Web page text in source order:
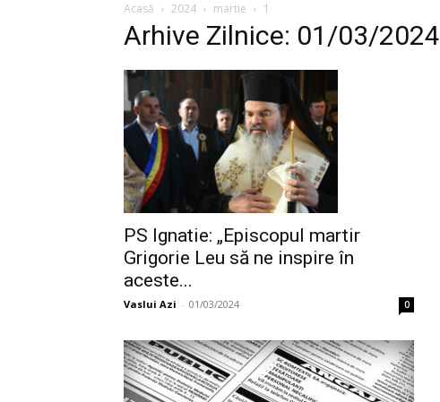
Acasă 2024 martie 1
Arhive Zilnice: 01/03/2024
PS Ignatie: „Episcopul martir
Grigorie Leu să ne inspire în
aceste...
Vaslui Azi - 01/03/2024 0